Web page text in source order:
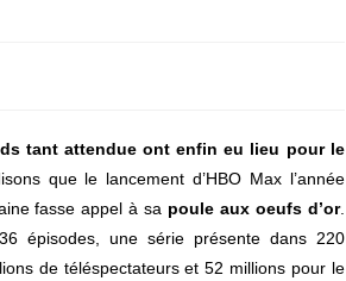
tant attendue ont enfin eu lieu pour le
que le lancement d’HBO Max l’année
fasse appel à sa poule aux oeufs d’or.
épisodes, une série présente dans 220
de téléspectateurs et 52 millions pour le